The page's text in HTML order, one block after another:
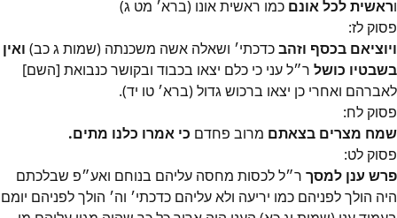
וראשית לכל אונם כמו ראשית אונו (ברא׳ מט ג)
פסוק לז:
ויוציאם בכסף וזהבכדכתי׳ ושאלה אשה משכנתה (שמות ג כב) ואין
בשבטיו כושל ר״ל עני כי כלם יצאו בכבוד ובקושר כנבואת [השם]
לאברהם ואחרי כן יצאו ברכוש גדול (ברא׳ טו יד).
פסוק לח:
שמח מצרים בצאתם מרוב פחדם כי אמרו כלנו מתים.
פסוק לט:
פרש ענן למסך ר״ל לכסות מחסה עליהם בנוחם ואע״פ שבלכתם
היה הולך לפניהם כמו יריעה ולא עליהם כדכתי׳ וה׳ הולך לפניהם יומם